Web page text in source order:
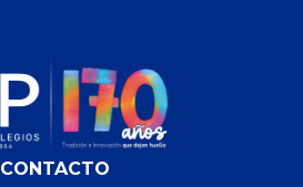
CONTACTO